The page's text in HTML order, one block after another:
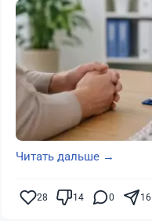
Читать дальше →
28 14 0 16